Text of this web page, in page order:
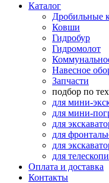
Каталог
Дробильные
Ковши
Гидробур
Гидромолот
Навесное
Запчасти
подбор по
для мини-
для мини-
для
для
для
для
Оплата и доставка
Контакты